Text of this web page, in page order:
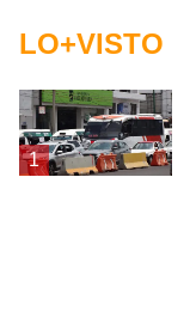
LO+VISTO
1